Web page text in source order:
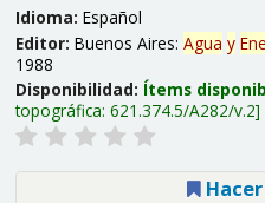
Idioma: Español
Editor: Buenos Aires: Agua y
1988
Disponibilidad: Ítems
topográfica: 621.374.5/A282/v.2